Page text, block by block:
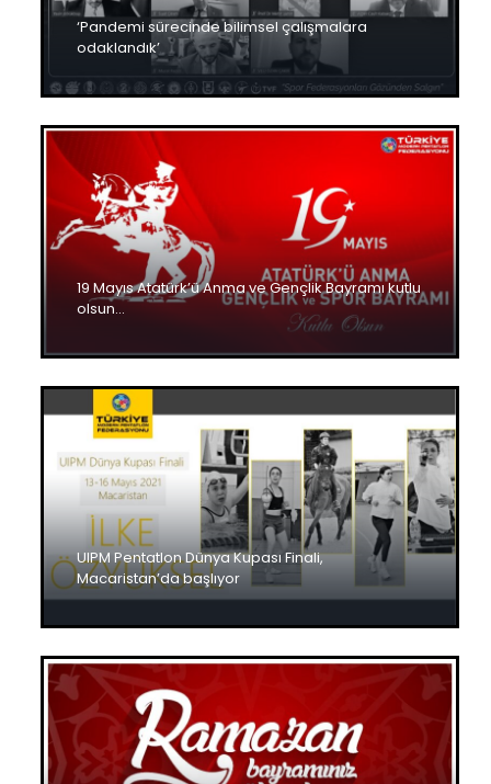
‘Pandemi sürecinde bilimsel çalışmalara
odaklandık’
19 Mayıs Atatürk’ü Anma ve Gençlik Bayramı kutlu
olsun…
UIPM Pentatlon Dünya Kupası Finali,
Macaristan’da başlıyor